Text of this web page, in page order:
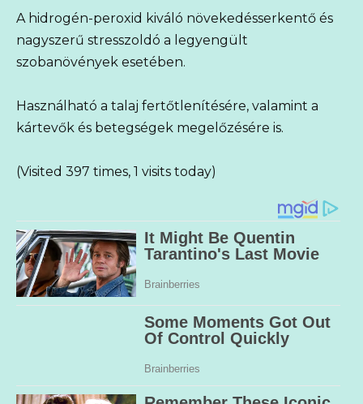
A hidrogén-peroxid kiváló növekedésserkentő és
nagyszerű stresszoldó a legyengült
szobanövények esetében.
Használható a talaj fertőtlenítésére, valamint a
kártevők és betegségek megelőzésére is.
(Visited 397 times, 1 visits today)